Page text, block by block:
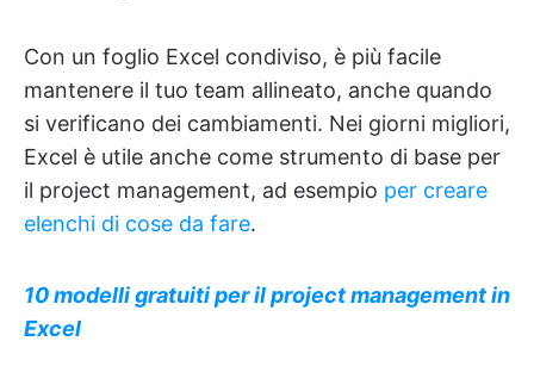
Con un foglio Excel condiviso, è più facile
mantenere il tuo team allineato, anche quando
si verificano dei cambiamenti. Nei giorni migliori,
Excel è utile anche come strumento di base per
il project management, ad esempio per creare
elenchi di cose da fare.
10 modelli gratuiti per il project management in
Excel